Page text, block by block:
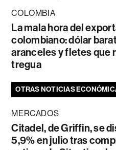
COLOMBIA
La mala hora del
colombiano: dólar
aranceles y fletes que
tregua
OTRAS NOTICIAS
MERCADOS
Citadel, de Griffin, se
5,9% en julio tras